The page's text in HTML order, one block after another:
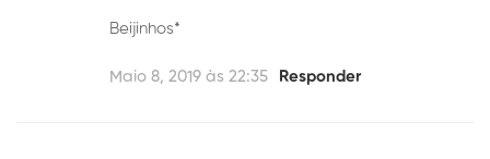
Beijinhos*
Maio 8, 2019 às 22:35 Responder